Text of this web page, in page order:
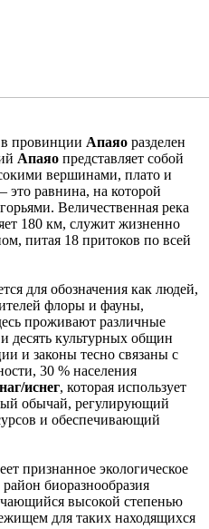
провинции Апаяо разделен
Апаяо представляет собой
вершинами, плато и
это равнина, на которой
Величественная река
180 км, служит жизненно
питая 18 притоков по всей
для обозначения как людей,
флоры и фауны,
проживают различные
десять культурных общин
и законы тесно связаны с
30 % населения
иснег, которая использует
обычай, регулирующий
и обеспечивающий
признанное экологическое
биоразнообразия
высокой степенью
для таких находящихся